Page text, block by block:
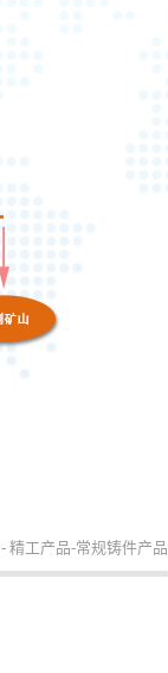
- 精工产品-常规铸件产品